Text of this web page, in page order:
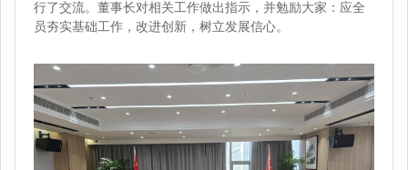
行了交流。董事长对相关工作做出指示，并勉励大家：应全
员夯实基础工作，改进创新，树立发展信心。